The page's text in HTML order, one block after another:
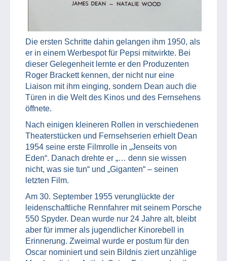
Die ersten Schritte dahin gelangen ihm 1950, als
er in einem Werbespot für Pepsi mitwirkte. Bei
dieser Gelegenheit lernte er den Produzenten
Roger Brackett kennen, der nicht nur eine
Liaison mit ihm einging, sondern Dean auch die
Türen in die Welt des Kinos und des Fernsehens
öffnete.
Nach einigen kleineren Rollen in verschiedenen
Theaterstücken und Fernsehserien erhielt Dean
1954 seine erste Filmrolle in „Jenseits von
Eden“. Danach drehte er „… denn sie wissen
nicht, was sie tun“ und „Giganten“ – seinen
letzten Film.
Am 30. September 1955 verunglückte der
leidenschaftliche Rennfahrer mit seinem Porsche
550 Spyder. Dean wurde nur 24 Jahre alt, bleibt
aber für immer als jugendlicher Kinorebell in
Erinnerung. Zweimal wurde er postum für den
Oscar nominiert und sein Bildnis ziert unzählige